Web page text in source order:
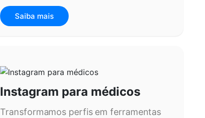
Saiba mais
Instagram para médicos
Transformamos perfis em ferramentas